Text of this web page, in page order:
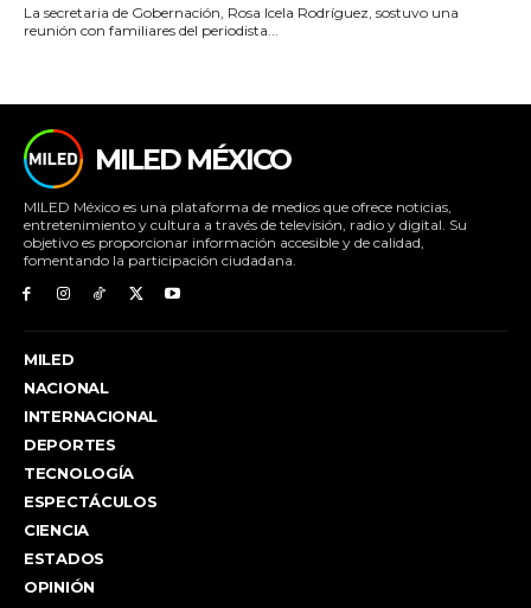
La secretaria de Gobernación, Rosa Icela Rodríguez, sostuvo una
reunión con familiares del periodista...
MILED MÉXICO
MILED México es una plataforma de medios que ofrece noticias,
entretenimiento y cultura a través de televisión, radio y digital. Su
objetivo es proporcionar información accesible y de calidad,
fomentando la participación ciudadana.
MILED
NACIONAL
INTERNACIONAL
DEPORTES
TECNOLOGÍA
ESPECTÁCULOS
CIENCIA
ESTADOS
OPINIÓN